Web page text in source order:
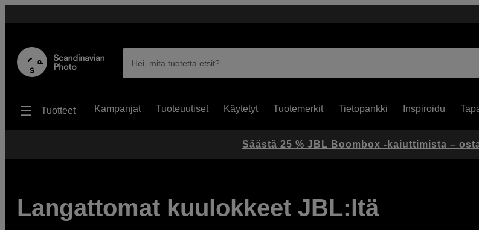
Hei, mitä tuotetta etsit?
Tuotteet Kampanjat Tuoteuutiset Käytetyt Tuotemerkit Tietopankki Inspiroidu
Langattomat kuulokkeet JBL:ltä
Säästä 25 % JBL Boombox -kaiuttimista –